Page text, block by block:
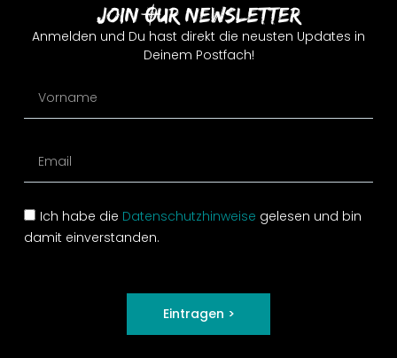
Join Our Newsletter
Anmelden und Du hast direkt die neusten Updates in
Deinem Postfach!
Ich habe die Datenschutzhinweise gelesen und bin
damit einverstanden.
Eintragen >